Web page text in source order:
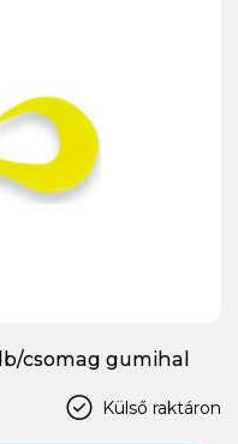
csomag gumihal
Külső raktáron